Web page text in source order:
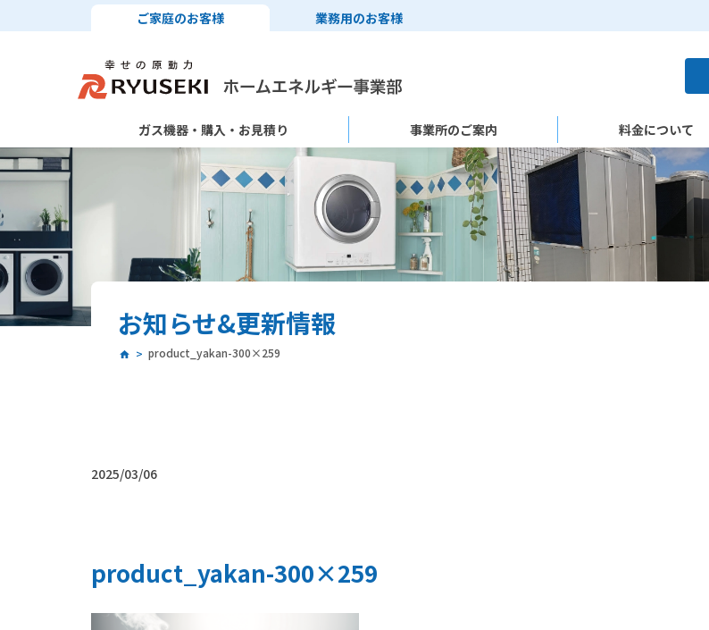
ご家庭のお客様 業務用のお客様
ガス機器・購入・お見積り 事業所のご案内 料金について
お知らせ&更新情報
product_yakan-300×259
2025/03/06
product_yakan-300×259